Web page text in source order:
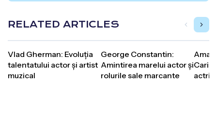
RELATED ARTICLES
Vlad Gherman: Evoluția
talentatului actor și artist
muzical
George Constantin:
Amintirea marelui actor și
rolurile sale marcante